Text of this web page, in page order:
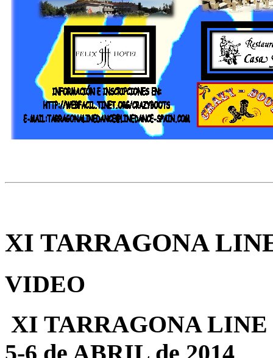
XI TARRAGONA
VIDEO
XI TARRAGONA LINE